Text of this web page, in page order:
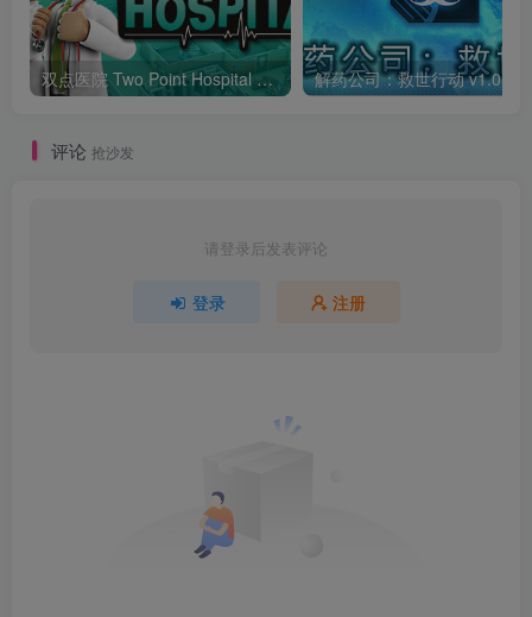
双点医院 Two Point Hospital v1.23.66762 官方中文版 5G
评论 抢沙发
请登录后发表评论
登录 注册